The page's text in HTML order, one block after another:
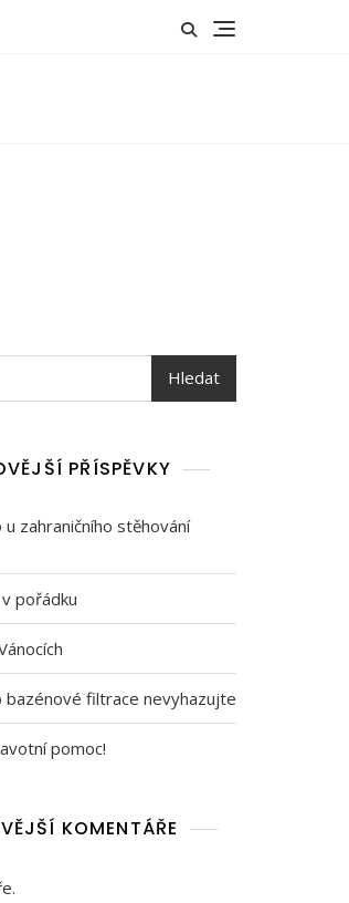
Hledat
PŘÍSPĚVKY
zahraničního stěhování
pořádku
bazénové filtrace nevyhazujte
pomoc!
KOMENTÁŘE